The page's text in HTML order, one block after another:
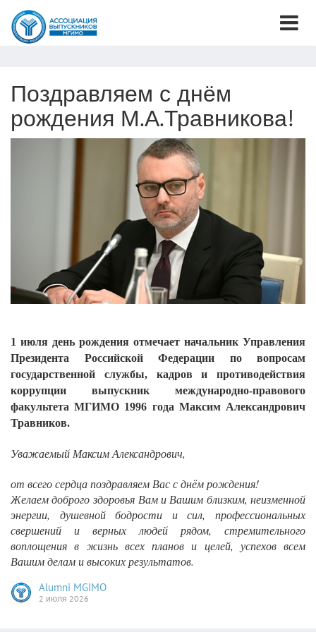
Поздравляем с днём
рождения М.А.Травникова!
1 июля день рождения отмечает начальник Управления
Президента Российской Федерации по вопросам
государственной службы, кадров и противодействия
коррупции выпускник международно-правового
факультета МГИМО 1996 года Максим Александрович
Травников.
Уважаемый Максим Александрович,
от всего сердца поздравляем Вас с днём рождения!
Желаем доброго здоровья Вам и Вашим близким, неизменной
энергии, душевной бодрости и сил, профессиональных
свершений и верных людей рядом, стремительного
воплощения в жизнь всех планов и целей, успехов всем
Вашим делам и высоких результатов.
Alumni MGIMO
2 июля 2026